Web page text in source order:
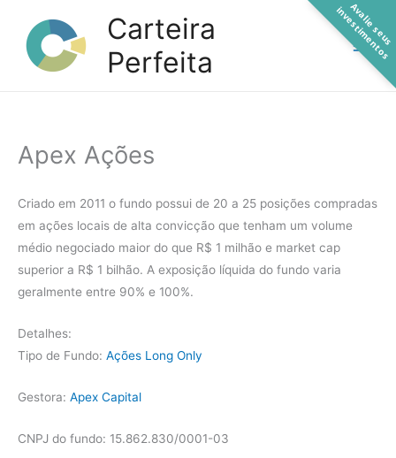
conteúdo
Carteira
Perfeita
Apex Ações
Criado em 2011 o fundo possui de 20 a 25 posições compradas
em ações locais de alta convicção que tenham um volume
médio negociado maior do que R$ 1 milhão e market cap
superior a R$ 1 bilhão. A exposição líquida do fundo varia
geralmente entre 90% e 100%.
Detalhes:
Tipo de Fundo: Ações Long Only
Gestora: Apex Capital
CNPJ do fundo: 15.862.830/0001-03
A
v
a
l
i
e
s
e
u
s
i
n
v
e
s
t
i
m
e
n
t
o
s